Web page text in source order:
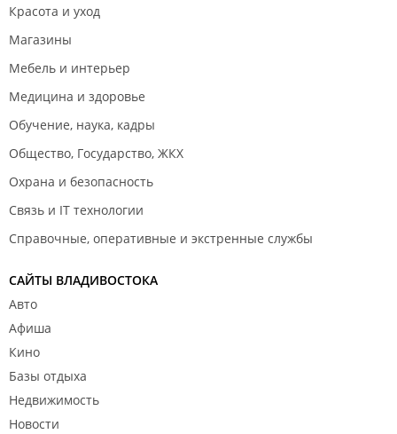
Красота и уход
Магазины
Мебель и интерьер
Медицина и здоровье
Обучение, наука, кадры
Общество, Государство, ЖКХ
Охрана и безопасность
Связь и IT технологии
Справочные, оперативные и экстренные службы
САЙТЫ ВЛАДИВОСТОКА
Авто
Афиша
Кино
Базы отдыха
Недвижимость
Новости